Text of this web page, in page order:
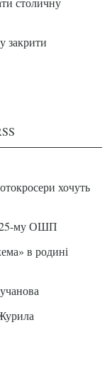
закрити
хочуть
му ОШП
в родині